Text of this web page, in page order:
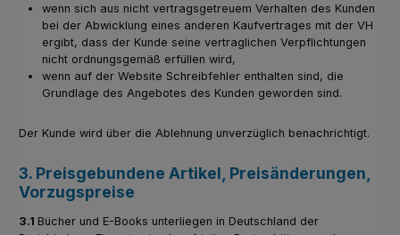
wenn sich aus nicht vertragsgetreuem Verhalten des Kunden
bei der Abwicklung eines anderen Kaufvertrages mit der VH
ergibt, dass der Kunde seine vertraglichen Verpflichtungen
nicht ordnungsgemäß erfüllen wird,
wenn auf der Website Schreibfehler enthalten sind, die
Grundlage des Angebotes des Kunden geworden sind.
Der Kunde wird über die Ablehnung unverzüglich benachrichtigt.
3. Preisgebundene Artikel, Preisänderungen,
Vorzugspreise
3.1 Bücher und E-Books unterliegen in Deutschland der